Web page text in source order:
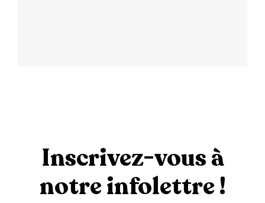
Inscrivez-vous à
notre infolettre !